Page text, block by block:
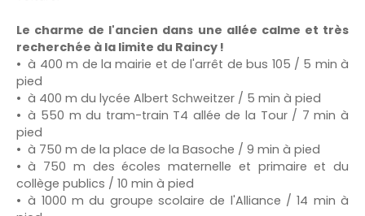
Le charme de l'ancien dans une allée calme et très
recherchée à la limite du Raincy !
à 400 m de la mairie et de l'arrêt de bus 105 / 5 min à
pied
à 400 m du lycée Albert Schweitzer / 5 min à pied
à 550 m du tram-train T4 allée de la Tour / 7 min à
pied
à 750 m de la place de la Basoche / 9 min à pied
à 750 m des écoles maternelle et primaire et du
collège publics / 10 min à pied
à 1000 m du groupe scolaire de l'Alliance / 14 min à